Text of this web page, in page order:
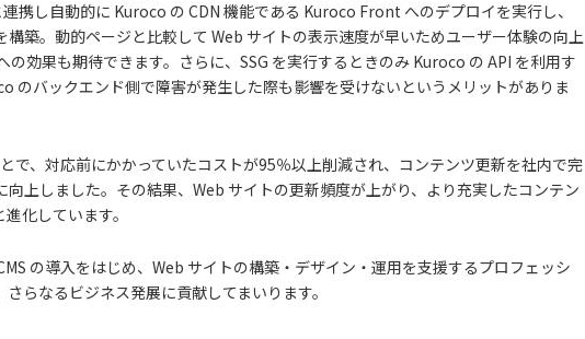
携し自動的に Kuroco の CDN 機能である Kuroco Front へのデプロイを実行し、
築。動的ページと比較して Web サイトの表示速度が早いためユーザー体験の向上
の効果も期待できます。さらに、SSG を実行するときのみ Kuroco の API を利用す
のバックエンド側で障害が発生した際も影響を受けないというメリットがありま
で、対応前にかかっていたコストが95％以上削減され、コンテンツ更新を社内で完
上しました。その結果、Web サイトの更新頻度が上がり、より充実したコンテン
化しています。
の導入をはじめ、Web サイトの構築・デザイン・運用を支援するプロフェッシ
らなるビジネス発展に貢献してまいります。